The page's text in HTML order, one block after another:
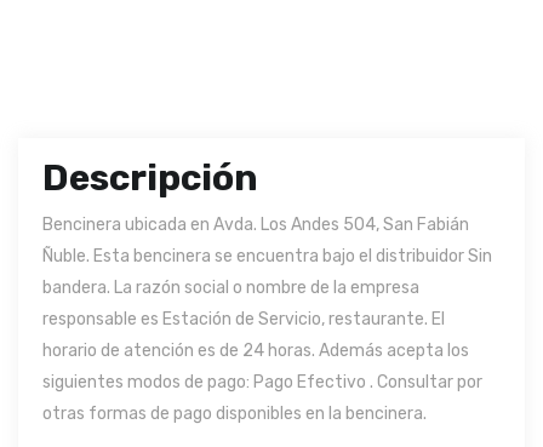
Descripción
Bencinera ubicada en Avda. Los Andes 504, San Fabián
Ñuble. Esta bencinera se encuentra bajo el distribuidor Sin
bandera. La razón social o nombre de la empresa
responsable es Estación de Servicio, restaurante. El
horario de atención es de 24 horas. Además acepta los
siguientes modos de pago: Pago Efectivo . Consultar por
otras formas de pago disponibles en la bencinera.